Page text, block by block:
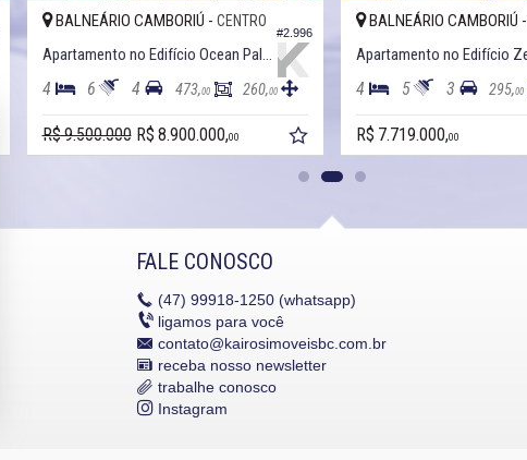
#2.996
BALNEÁRIO CAMBORIÚ - CENTRO
Apartamento no Edifício Ocean Palace
4 6 4 473,00 260,00
R$ 9.500.000 R$ 8.900.000,00
BALNEÁRIO CAMBORIÚ -
4 5 3 295,00
R$ 7.719.000,00
FALE CONOSCO
(47) 99918-1250 (whatsapp)
ligamos para você
contato@kairosimoveisbc.com.br
receba nosso newsletter
trabalhe conosco
Instagram